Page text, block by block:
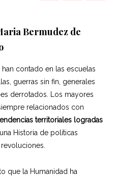
Bermudez de
contado en las escuelas
guerras sin fin, generales
derrotados. Los mayores
relacionados con
territoriales logradas
una Historia de políticas
que la Humanidad ha